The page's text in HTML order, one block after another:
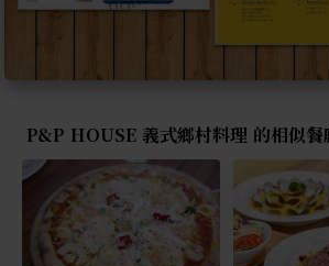
P&P HOUSE 義式鄉村料理 的相似餐